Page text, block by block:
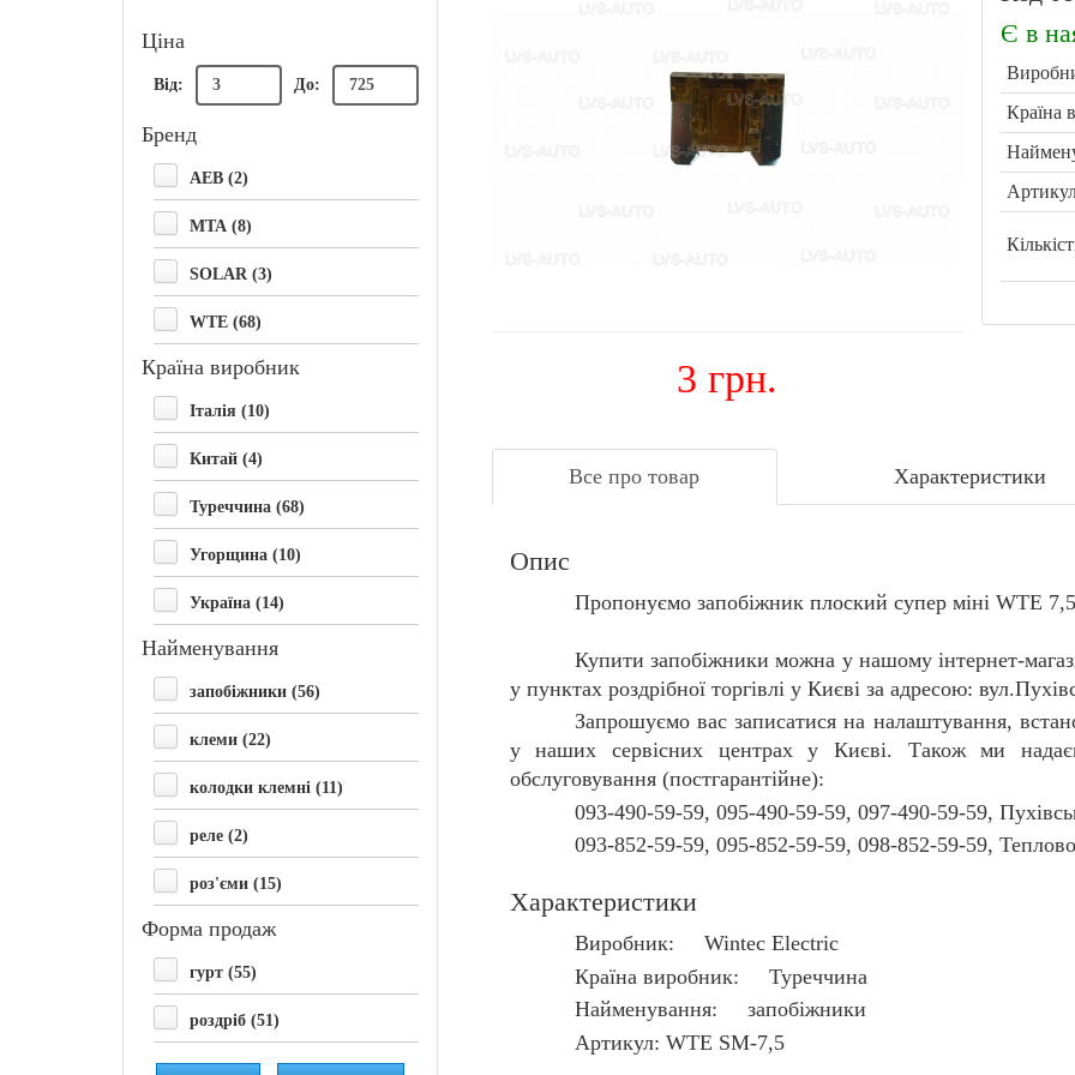
Ціна
Від: До:
Бренд
AEB (2)
MTA (8)
SOLAR (3)
WTE (68)
Країна виробник
Італія (10)
Китай (4)
Туреччина (68)
Угорщина (10)
Україна (14)
Найменування
запобіжники (56)
клеми (22)
колодки клемні (11)
реле (2)
роз'єми (15)
Форма продаж
гурт (55)
роздріб (51)
3 грн.
Є в
Країна
Все про товар Характеристики
Опис
Пропонуємо запобіжник плоский супер міні WTE
Купити запобіжники можна у нашому інтернет-
у пунктах роздрібної торгівлі у Києві за адресою:
Запрошуємо вас записатися на налаштування,
у наших сервісних центрах у Києві. Також ми
обслуговування (постгарантійне):
093-490-59-59, 095-490-59-59, 097-490-59-59,
093-852-59-59, 095-852-59-59, 098-852-59-59,
Характеристики
Виробник: Wintec Electric
Країна виробник: Туреччина
Найменування: запобіжники
Артикул: WTE SM-7,5